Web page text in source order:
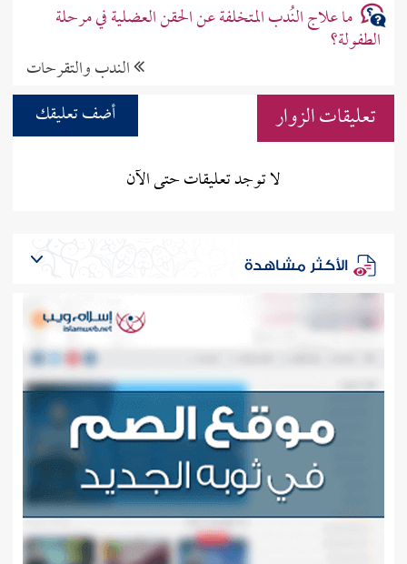
ما علاج النُدب المتخلفة عن الحقن العضلية في مرحلة
الطفولة؟
الندب والتقرحات
تعليقات الزوار
أضف تعليقك
لا توجد تعليقات حتى الآن
الأكثر مشاهدة